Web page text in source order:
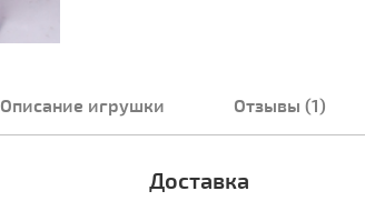
Описание игрушки Отзывы (1)
Доставка